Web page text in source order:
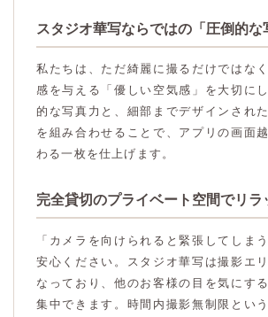
スタジオ華写ならではの「圧倒的な
私たちは、ただ綺麗に撮るだけではな
感を与える「優しい空気感」を大切に
的な写真力と、細部までデザインされ
を組み合わせることで、アプリの画面
わる一枚を仕上げます。
完全貸切のプライベート空間でリラ
「カメラを向けられると緊張してしま
安心ください。スタジオ華写は撮影エ
なっており、他のお客様の目を気にす
集中できます。時間内撮影無制限とい